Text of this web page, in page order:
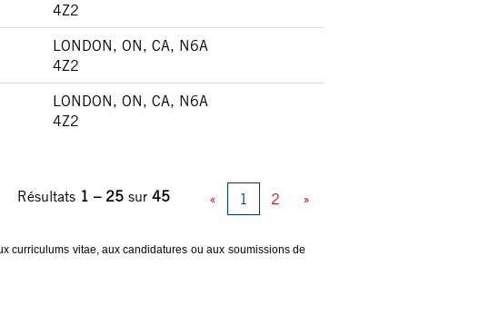
4Z2
LONDON, ON, CA, N6A
4Z2
LONDON, ON, CA, N6A
4Z2
Résultats 1 – 25 sur 45 « 1 2 »
curriculums vitae, aux candidatures ou aux soumissions de